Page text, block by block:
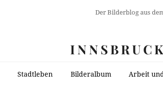
Der Bilderblog aus
Stadtleben Bilderalbum Arbeit